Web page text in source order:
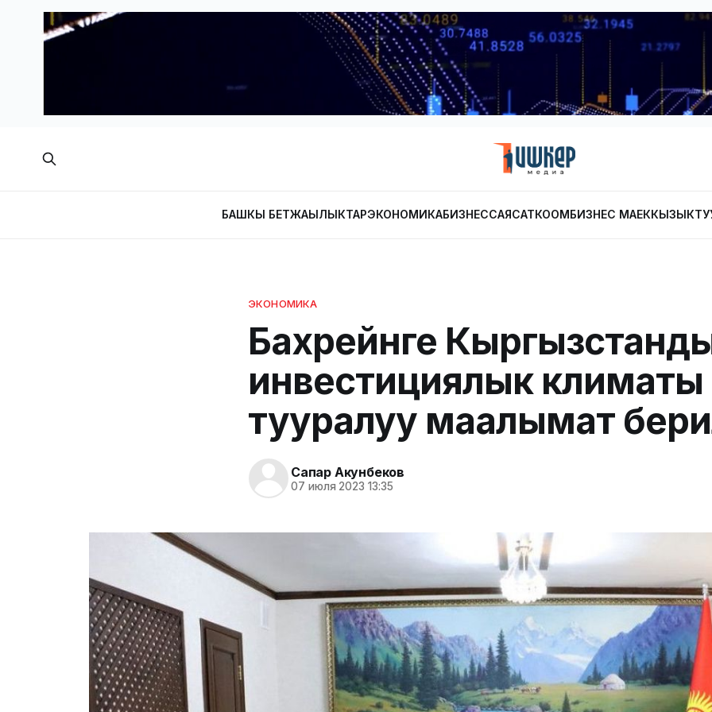
БАШКЫ БЕТЖАҢЫЛЫКТАРЭКОНОМИКАБИЗНЕССАЯСАТКООМБИЗНЕС МАЕК
ЭКОНОМИКА
Бахрейнге
инвестициялык климаты
тууралуу маалымат
Сапар Акунбеков
07 июля 2023 13:35